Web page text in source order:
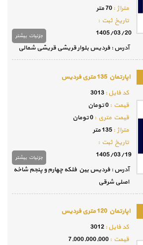
جزئيات بيشتر
قریشی شمالی
جزئيات بيشتر
چهارم و پنجم شاخه